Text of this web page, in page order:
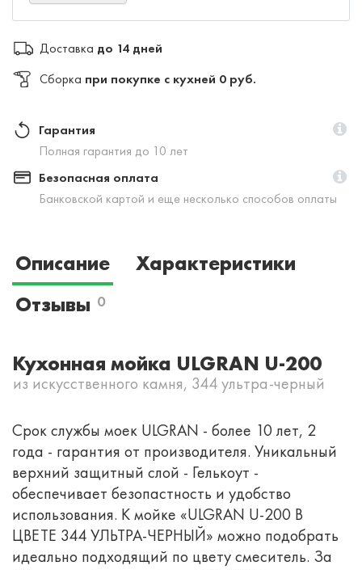
Доставка до 14 дней
Сборка при покупке с кухней 0 руб.
Гарантия
Полная гарантия до 10 лет
Безопасная оплата
Банковской картой и еще несколько способов оплаты
Описание
Характеристики
Отзывы 0
Кухонная мойка ULGRAN U-200
из искусственного камня, 344 ультра-черный
Срок службы моек ULGRAN - более 10 лет, 2
года - гарантия от производителя. Уникальный
верхний защитный слой - Гелькоут -
обеспечивает безопастность и удобство
использования. К мойке «ULGRAN U-200 В
ЦВЕТЕ 344 УЛЬТРА-ЧЕРНЫЙ» можно подобрать
идеально подходящий по цвету смеситель. За